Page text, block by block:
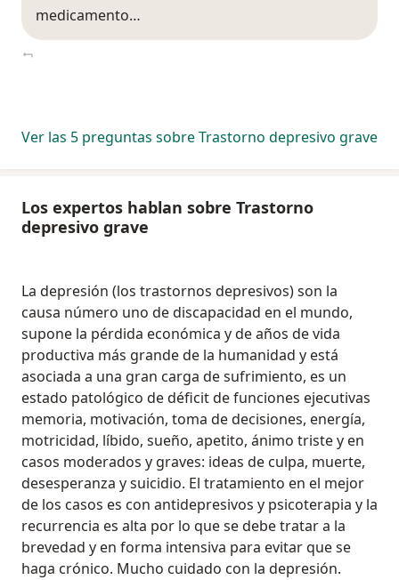
medicamento…
Ver las 5 preguntas sobre Trastorno depresivo grave
Los expertos hablan sobre Trastorno
depresivo grave
La depresión (los trastornos depresivos) son la
causa número uno de discapacidad en el mundo,
supone la pérdida económica y de años de vida
productiva más grande de la humanidad y está
asociada a una gran carga de sufrimiento, es un
estado patológico de déficit de funciones ejecutivas
memoria, motivación, toma de decisiones, energía,
motricidad, líbido, sueño, apetito, ánimo triste y en
casos moderados y graves: ideas de culpa, muerte,
desesperanza y suicidio. El tratamiento en el mejor
de los casos es con antidepresivos y psicoterapia y la
recurrencia es alta por lo que se debe tratar a la
brevedad y en forma intensiva para evitar que se
haga crónico. Mucho cuidado con la depresión.